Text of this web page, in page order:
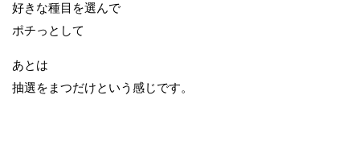
好きな種目を選んで
ポチっとして
あとは
抽選をまつだけという感じです。